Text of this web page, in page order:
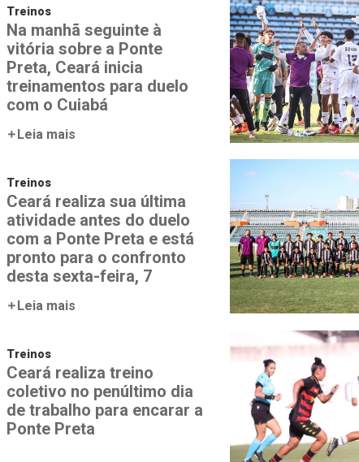
Treinos
Na manhã seguinte à
vitória sobre a Ponte
Preta, Ceará inicia
treinamentos para duelo
com o Cuiabá
Leia mais
Treinos
Ceará realiza sua última
atividade antes do duelo
com a Ponte Preta e está
pronto para o confronto
desta sexta-feira, 7
Leia mais
Treinos
Ceará realiza treino
coletivo no penúltimo dia
de trabalho para encarar a
Ponte Preta